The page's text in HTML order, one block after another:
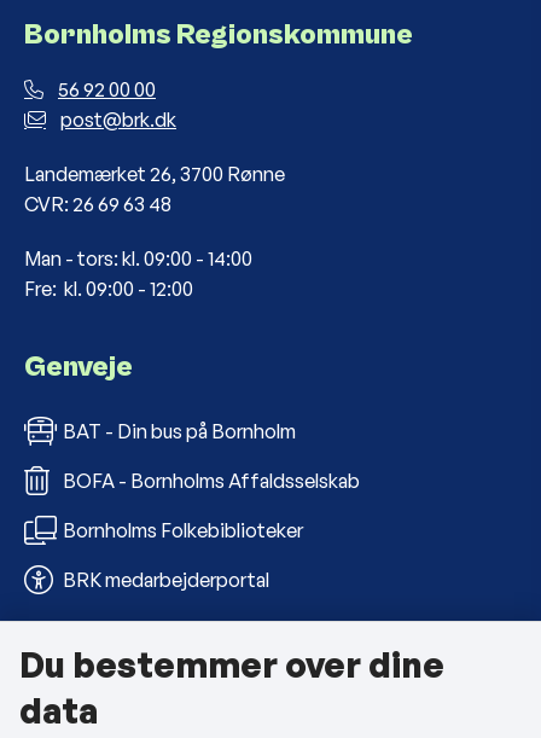
Bornholms Regionskommune
56 92 00 00
post@brk.dk
Landemærket 26, 3700 Rønne
CVR: 26 69 63 48
Man - tors: kl. 09:00 - 14:00
Fre: kl. 09:00 - 12:00
Genveje
BAT - Din bus på Bornholm
BOFA - Bornholms Affaldsselskab
Bornholms Folkebiblioteker
BRK medarbejderportal
Om kommunen
Kontakt os
Du bestemmer over dine
data